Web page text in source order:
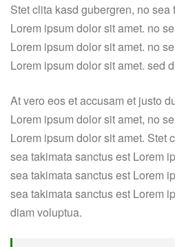
Stet clita kasd gubergren, no
Lorem ipsum dolor sit amet. no
Lorem ipsum dolor sit amet. no
Lorem ipsum dolor sit amet. sed
At vero eos et accusam et justo
Lorem ipsum dolor sit amet, no
Lorem ipsum dolor sit amet. Stet
sea takimata sanctus est Lorem
sea takimata sanctus est Lorem
sea takimata sanctus est Lorem
diam voluptua.